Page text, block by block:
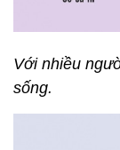
Với nhiều
sống.